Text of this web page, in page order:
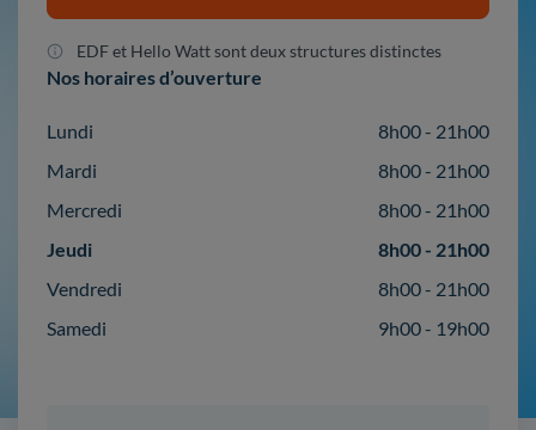
EDF et Hello Watt sont deux structures distinctes
Nos horaires d’ouverture
Lundi
8h00 - 21h00
Mardi
8h00 - 21h00
Mercredi
8h00 - 21h00
Jeudi
8h00 - 21h00
Vendredi
8h00 - 21h00
Samedi
9h00 - 19h00